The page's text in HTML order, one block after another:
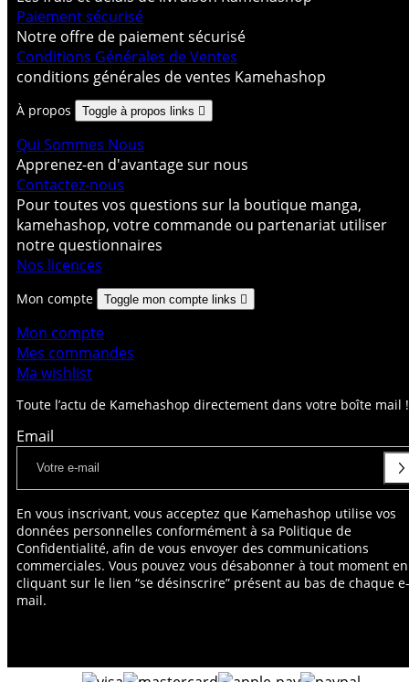
Toute l’actu de Kamehashop directement dans votre boîte mail !
Email
En vous inscrivant, vous acceptez que Kamehashop utilise vos
données personnelles conformément à sa Politique de
Confidentialité, afin de vous envoyer des communications
commerciales. Vous pouvez vous désabonner à tout moment en
cliquant sur le lien “se désinscrire” présent au bas de chaque e-
mail.
Paiement sécurisé
Notre offre de paiement sécurisé
Conditions Générales de Ventes
conditions générales de ventes Kamehashop
À propos Toggle à propos links 
Qui Sommes Nous
Apprenez-en d'avantage sur nous
Contactez-nous
Pour toutes vos questions sur la boutique manga,
kamehashop, votre commande ou partenariat utiliser
notre questionnaires
Nos licences
Mon compte Toggle mon compte links 
Mon compte
Mes commandes
Ma wishlist